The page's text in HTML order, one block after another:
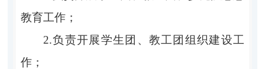
教育工作；
2.负责开展学生团、教工团组织建设工
作；